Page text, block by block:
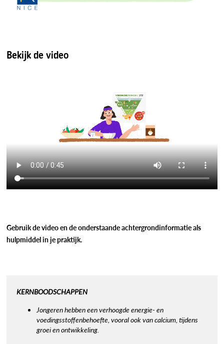
Bekijk de video
Gebruik de video en de onderstaande achtergrondinformatie als
hulpmiddel in je praktijk.
KERNBOODSCHAPPEN
Jongeren hebben een verhoogde energie- en
voedingsstoffenbehoefte, vooral ook van calcium, tijdens
groei en ontwikkeling.